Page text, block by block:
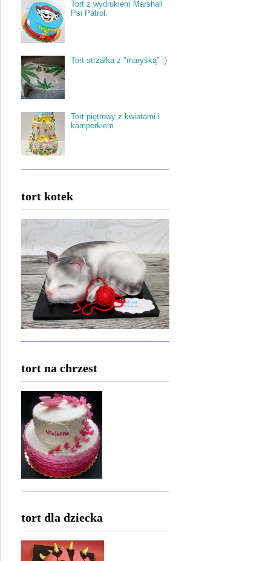
Tort z wydrukiem Marshall
Psi Patrol.
Tort strzałka z "maryśką" :)
Tort piętrowy z kwiatami i
kamperkiem
tort kotek
tort na chrzest
tort dla dziecka